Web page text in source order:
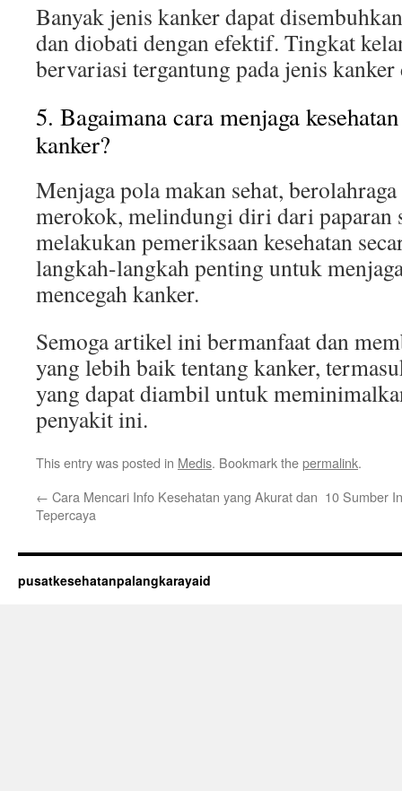
Banyak jenis kanker dapat
dan diobati dengan efektif. Tingkat
bervariasi tergantung pada jenis
5. Bagaimana cara menjaga
kanker?
Menjaga pola makan sehat,
merokok, melindungi diri dari paparan
melakukan pemeriksaan kesehatan
langkah-langkah penting untuk
mencegah kanker.
Semoga artikel ini bermanfaat dan
yang lebih baik tentang kanker,
yang dapat diambil untuk
penyakit ini.
This entry was posted in Medis. Bookmark thepermalink.
← Cara Mencari Info Kesehatan yang Akurat dan
Tepercaya
10 Sumber
pusatkesehatanpalangkarayaid